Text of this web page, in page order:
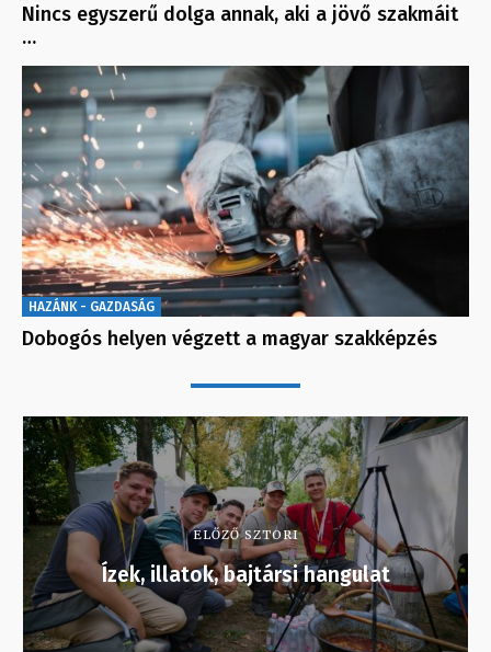
Nincs egyszerű dolga annak, aki a jövő szakmáit
…
HAZÁNK - GAZDASÁG
Dobogós helyen végzett a magyar szakképzés
ELŐZŐ SZTORI
Ízek, illatok, bajtársi hangulat